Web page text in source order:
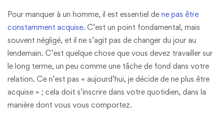
Pour manquer à un homme, il est essentiel de ne pas être
constamment acquise. C’est un point fondamental, mais
souvent négligé, et il ne s’agit pas de changer du jour au
lendemain. C’est quelque chose que vous devez travailler sur
le long terme, un peu comme une tâche de fond dans votre
relation. Ce n’est pas « aujourd’hui, je décide de ne plus être
acquise » ; cela doit s’inscrire dans votre quotidien, dans la
manière dont vous vous comportez.